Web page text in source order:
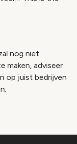
nog niet
maken, adviseer
op juist bedrijven